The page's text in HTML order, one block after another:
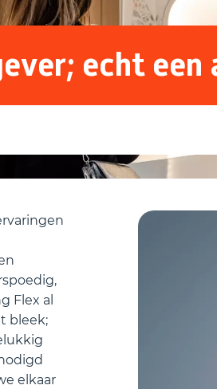
echt een
Flex al
bleek;
elkaar